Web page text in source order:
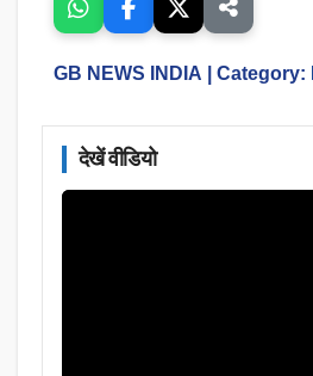
GB NEWS INDIA | Category:
देखें वीडियो